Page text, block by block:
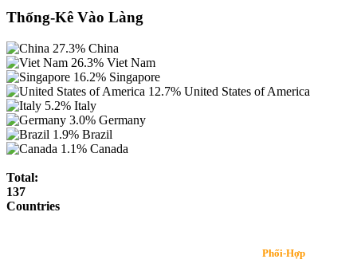
Thống-Kê Vào Làng
27.3% China
26.3% Viet Nam
16.2% Singapore
12.7% United States of America
5.2% Italy
3.0% Germany
1.9% Brazil
1.1% Canada
Total:
137
Countries
Phối-Hợp